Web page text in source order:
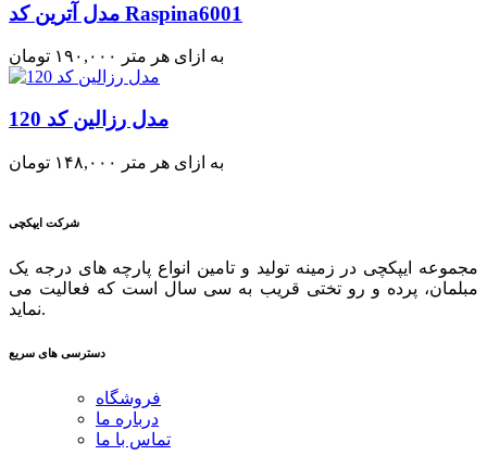
مدل آترین کد Raspina6001
۱۹۰,۰۰۰ تومان به ازای هر متر
مدل رزالین کد 120
۱۴۸,۰۰۰ تومان به ازای هر متر
شرکت ایپکچی
مجموعه ایپکچی در زمینه تولید و تامین انواع پارچه های درجه یک
مبلمان، پرده و رو تختی قریب به سی سال است که فعالیت می
نماید.
دسترسی های سریع
فروشگاه
درباره ما
تماس با ما